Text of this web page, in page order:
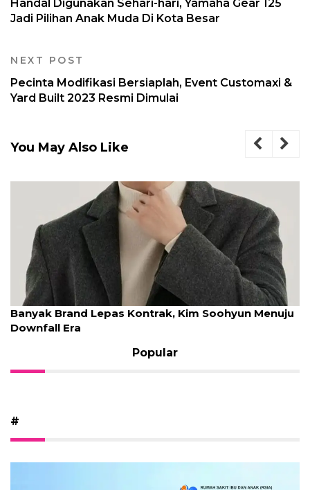
Handal Digunakan Sehari-hari, Yamaha Gear 125
Jadi Pilihan Anak Muda Di Kota Besar
NEXT POST
Pecinta Modifikasi Bersiaplah, Event Customaxi &
Yard Built 2023 Resmi Dimulai
You May Also Like
Banyak Brand Lepas Kontrak, Kim Soohyun Menuju
Downfall Era
Popular
#